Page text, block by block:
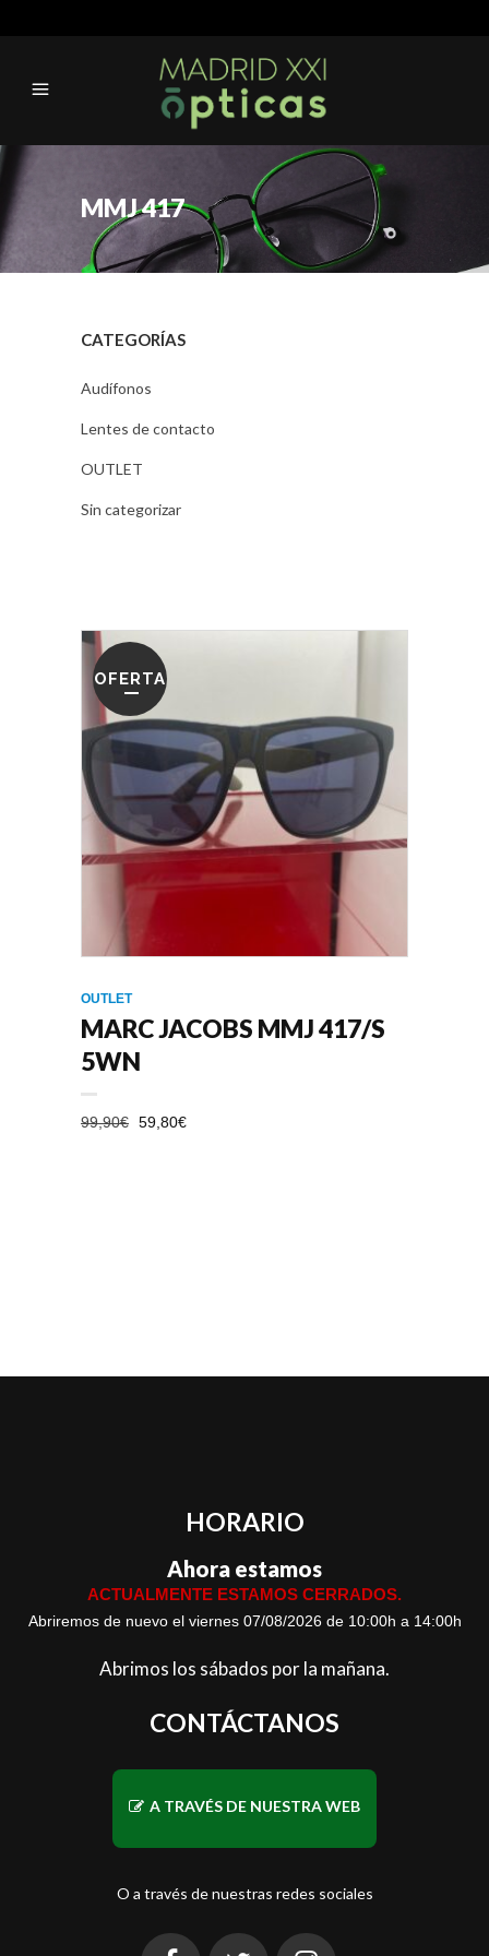
MMJ 417
CATEGORÍAS
Audífonos
Lentes de contacto
OUTLET
Sin categorizar
OFERTA
OUTLET
MARC JACOBS MMJ 417/S
5WN
99,90€ EL
59,80€EL
HORARIO
Ahora estamos
ACTUALMENTE ESTAMOS CERRADOS.
Abriremos de nuevo el viernes 07/08/2026 de 10:00h a 14:00h
Abrimos los sábados por la mañana.
CONTÁCTANOS
A TRAVÉS DE NUESTRA WEB
O a través de nuestras redes sociales